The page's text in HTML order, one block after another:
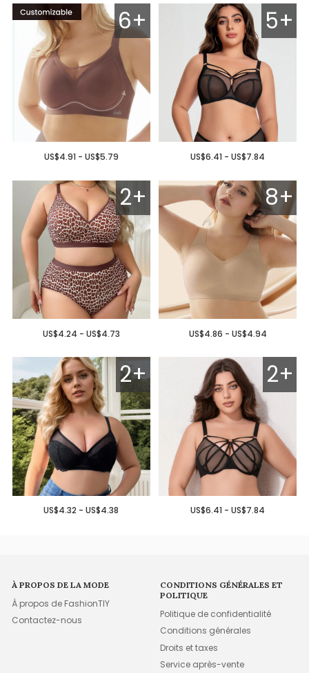
6+
US$4.91 - US$5.79
5+
US$6.41 - US$7.84
2+
US$4.24 - US$4.73
8+
US$4.86 - US$4.94
2+
US$4.32 - US$4.38
2+
US$6.41 - US$7.84
À PROPOS DE LA MODE
À propos de FashionTIY
Contactez-nous
CONDITIONS GÉNÉRALES ET
POLITIQUE
Politique de confidentialité
Conditions générales
Droits et taxes
Service après-vente